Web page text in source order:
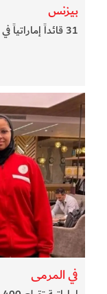
بيزنس
31 قائداً إماراتياً في قائمة "فوربس"
في المرمى